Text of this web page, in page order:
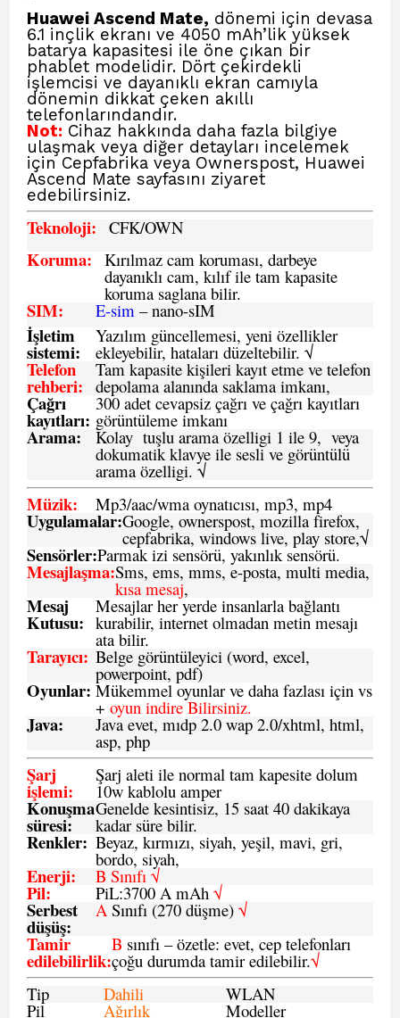
Huawei Ascend Mate, dönemi için devasa
6.1 inçlik ekranı ve 4050 mAh’lik yüksek
batarya kapasitesi ile öne çıkan bir
phablet modelidir. Dört çekirdekli
işlemcisi ve dayanıklı ekran camıyla
dönemin dikkat çeken akıllı
telefonlarındandır.
Not: Cihaz hakkında daha fazla bilgiye
ulaşmak veya diğer detayları incelemek
için Cepfabrika veya Ownerspost, Huawei
Ascend Mate sayfasını ziyaret
edebilirsiniz.
Teknoloji: CFK/OWN
Koruma: Kırılmaz cam koruması, darbeye
dayanıklı cam, kılıf ile tam kapasite
koruma saglana bilir.
SIM: E-sim – nano-sIM
İşletim
sistemi:
Yazılım güncellemesi, yeni özellikler
ekleyebilir, hataları düzeltebilir. √
Telefon
rehberi:
Tam kapasite kişileri kayıt etme ve telefon
depolama alanında saklama imkanı,
Çağrı
kayıtları:
300 adet cevapsiz çağrı ve çağrı kayıtları
görüntüleme imkanı
Arama: Kolay tuşlu arama özelligi 1 ile 9, veya
dokumatik klavye ile sesli ve görüntülü
arama özelligi. √
Müzik: Mp3/aac/wma oynatıcısı, mp3, mp4
Uygulamalar:Google, ownerspost, mozilla firefox,
cepfabrika, windows live, play store,√
Sensörler:Parmak izi sensörü, yakınlık sensörü.
Mesajlaşma:Sms, ems, mms, e-posta, multi media,
kısa mesaj,
Mesaj
Kutusu:
Mesajlar her yerde insanlarla bağlantı
kurabilir, internet olmadan metin mesajı
ata bilir.
Tarayıcı: Belge görüntüleyici (word, excel,
powerpoint, pdf)
Oyunlar: Mükemmel oyunlar ve daha fazlası için vs
+ oyun indire Bilirsiniz.
Java: Java evet, mıdp 2.0 wap 2.0/xhtml, html,
asp, php
Şarj
işlemi:
Şarj aleti ile normal tam kapesite dolum
10w kablolu amper
Konuşma
süresi:
Genelde kesintisiz, 15 saat 40 dakikaya
kadar süre bilir.
Renkler: Beyaz, kırmızı, siyah, yeşil, mavi, gri,
bordo, siyah,
Enerji: B Sınıfı √
Pil: PiL:3700 A mAh √
Serbest
düşüş:
ASınıfı (270 düşme) √
Tamir
edilebilirlik:
B sınıfı – özetle: evet, cep telefonları
çoğu durumda tamir edilebilir.√
Tip
Dahili WLAN
Pil Ağırlık Modeller